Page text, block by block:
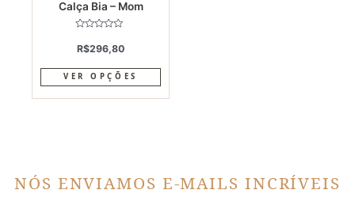
Calça Bia – Mom
0
de
R$296,80
VER OPÇÕES
NÓS ENVIAMOS E-MAILS INCRÍVEIS